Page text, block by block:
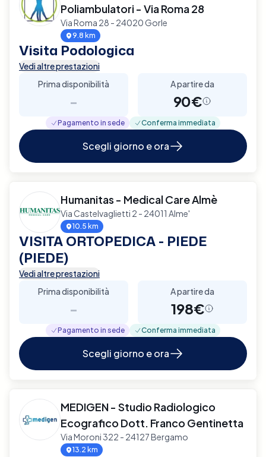
Poliambulatori - Via Roma 28
Via Roma 28 - 24020 Gorle
9.8 km
Visita Podologica
Vedi altre prestazioni
Prima disponibilità
-
A partire da
90€
Pagamento in sede Conferma immediata
Scegli giorno e ora
Humanitas - Medical Care Almè
Via Castelvaglietti 2 - 24011 Alme'
10.5 km
VISITA ORTOPEDICA - PIEDE
(PIEDE)
Vedi altre prestazioni
Prima disponibilità
-
A partire da
198€
Pagamento in sede Conferma immediata
Scegli giorno e ora
MEDIGEN - Studio Radiologico
Ecografico Dott. Franco Gentinetta
Via Moroni 322 - 24127 Bergamo
13.2 km